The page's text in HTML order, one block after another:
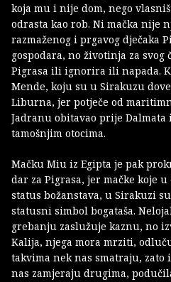
koja mu i nije dom, nego
odrasta kao rob. Ni mačka nije
razmaženog i prgavog dječaka
gospodara, no životinja za
Pigrasa ili ignorira ili napada.
Mende, koju su u Sirakuzu
Liburna, jer potječe od
Jadranu obitavao prije Dalmata
tamošnjim otocima.
Mačku Miu iz Egipta je pak
dar za Pigrasa, jer mačke koje
status božanstava, u Sirakuzi
statusni simbol bogataša.
grebanju zaslužuje kaznu, no
Kalija, njega mora mrziti,
takvima nek nas smatraju, zato
nas zamjeraju drugima,